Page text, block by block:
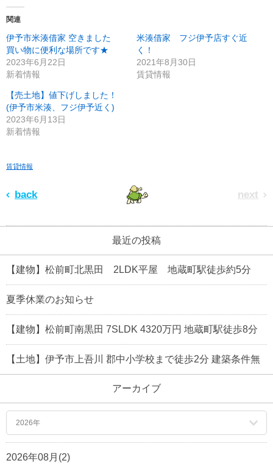
関連
伊予市米湊借家 空きました
買い物に便利な場所です★
2023年6月22日
新着情報
米湊借家 フジ伊予店すぐ近
く！
2021年8月30日
賃貸情報
【売土地】値下げしました！
(伊予市米湊、フジ伊予近く)
2023年6月13日
新着情報
賃貸情報
back next
最近の投稿
【建物】松前町北黒田 2LDK平屋 地蔵町駅徒歩約5分
夏季休業のお知らせ
【建物】松前町南黒田 7SLDK 4320万円 地蔵町駅徒歩8分
【土地】伊予市上吾川 郡中小学校まで徒歩2分 建築条件無
アーカイブ
2026年
2026年08月(2)